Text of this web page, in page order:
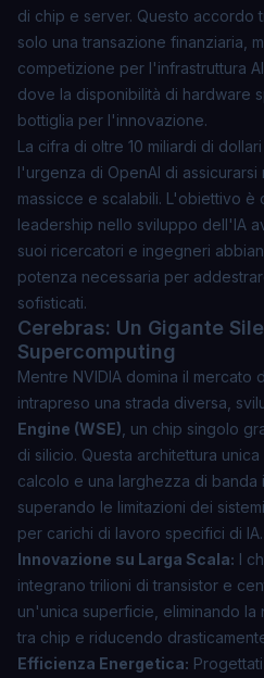
di chip e server. Questo accordo
solo una transazione finanziaria,
competizione per l'infrastruttura
dove la disponibilità di hardware
bottiglia per l'innovazione.
La cifra di oltre 10 miliardi di
l'urgenza di OpenAI di assicurarsi
massicce e scalabili. L'obiettivo è
leadership nello sviluppo dell'IA
suoi ricercatori e ingegneri
potenza necessaria per
sofisticati.
Cerebras: Un Gigante
Supercomputing
Mentre NVIDIA domina il mercato
intrapreso una strada diversa,
Engine (WSE) , un chip singolo
di silicio. Questa architettura
calcolo e una larghezza di banda
superando le limitazioni dei
per carichi di lavoro specifici di IA.
Innovazione su Larga Scala: I
integrano trilioni di transistor e
un'unica superficie, eliminando la
tra chip e riducendo
Efficienza Energetica: